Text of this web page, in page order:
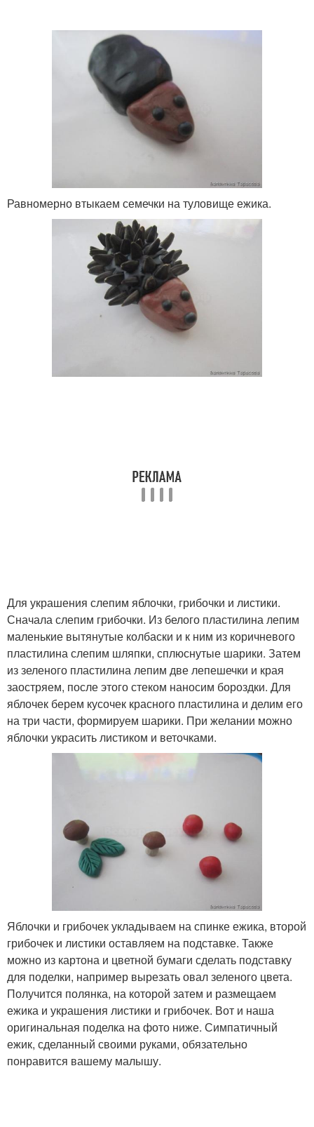
Равномерно втыкаем семечки на туловище ежика.
Для украшения слепим яблочки, грибочки и листики.
Сначала слепим грибочки. Из белого пластилина лепим
маленькие вытянутые колбаски и к ним из коричневого
пластилина слепим шляпки, сплюснутые шарики. Затем
из зеленого пластилина лепим две лепешечки и края
заостряем, после этого стеком наносим бороздки. Для
яблочек берем кусочек красного пластилина и делим его
на три части, формируем шарики. При желании можно
яблочки украсить листиком и веточками.
Яблочки и грибочек укладываем на спинке ежика, второй
грибочек и листики оставляем на подставке. Также
можно из картона и цветной бумаги сделать подставку
для поделки, например вырезать овал зеленого цвета.
Получится полянка, на которой затем и размещаем
ежика и украшения листики и грибочек. Вот и наша
оригинальная поделка на фото ниже. Симпатичный
ежик, сделанный своими руками, обязательно
понравится вашему малышу.